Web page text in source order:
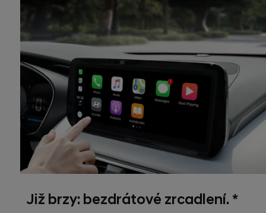
Již brzy: bezdrátové zrcadlení. *